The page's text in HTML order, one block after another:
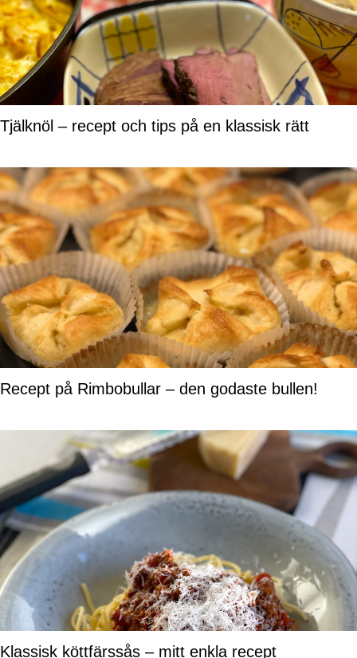
Tjälknöl – recept och tips på en klassisk rätt
Recept på Rimbobullar – den godaste bullen!
Klassisk köttfärssås – mitt enkla recept